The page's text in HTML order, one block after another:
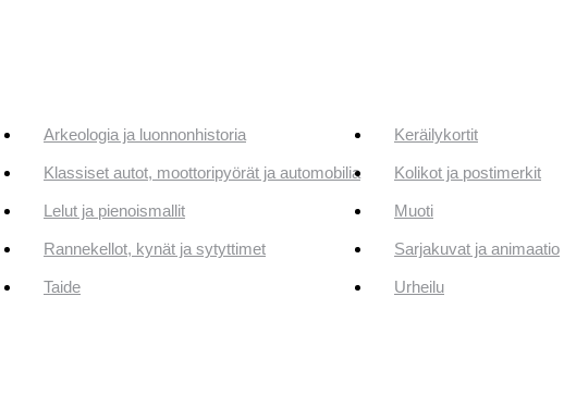
Arkeologia ja luonnonhistoria Keräilykortit
Klassiset autot, moottoripyörät ja automobilia Kolikot ja postimerkit
Lelut ja pienoismallit Muoti
Rannekellot, kynät ja sytyttimet Sarjakuvat ja animaatio
Taide Urheilu